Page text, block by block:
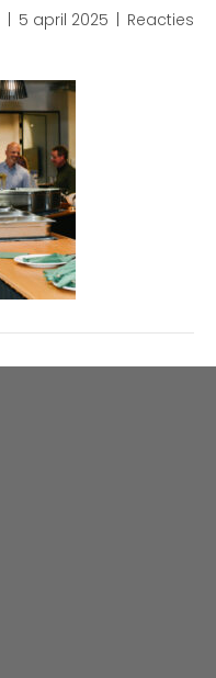
| 5 april 2025 | Reacties